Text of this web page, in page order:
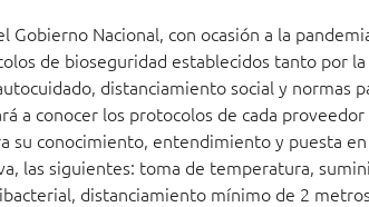
Nacional, con ocasión a la
de bioseguridad establecidos tanto por
distanciamiento social y normas
a conocer los protocolos de cada
conocimiento, entendimiento y puesta
las siguientes: toma de temperatura,
distanciamiento mínimo de 2